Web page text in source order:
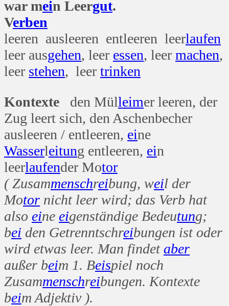
war mein Leergut.
Verben
leeren ausleeren entleeren leerlaufen
leer ausgehen, leer essen, leer machen,
leer stehen, leer trinken
Kontexte den Mülleimer leeren, der
Zug leert sich, den Aschenbecher
ausleeren / entleeren, eine
Wasserleitung entleeren, ein
leerlaufender Motor
( Zusammenschreibung, weil der
Motor nicht leer wird; das Verb hat
also eine eigenständige Bedeutung;
bei den Getrenntschreibungen ist oder
wird etwas leer. Man findetaber
außer beim 1. Beispiel noch
Zusammenschreibungen. Kontexte
beim Adjektiv ).